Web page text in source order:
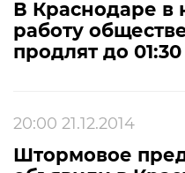
В Краснодаре в
работу
продлят до 01:30
20:00 21.12.2014
Штормовое